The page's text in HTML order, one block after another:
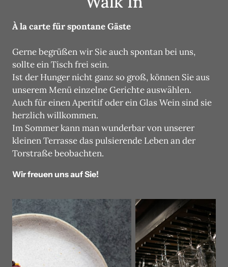
À la carte für spontane Gäste
Gerne begrüßen wir Sie auch spontan bei uns,
sollte ein Tisch frei sein.
Ist der Hunger nicht ganz so groß, können Sie aus
unserem Menü einzelne Gerichte auswählen.
Auch für einen Aperitif oder ein Glas Wein sind sie
herzlich willkommen.
Im Sommer kann man wunderbar von unserer
kleinen Terrasse das pulsierende Leben an der
Torstraße beobachten.
Wir freuen uns auf Sie!